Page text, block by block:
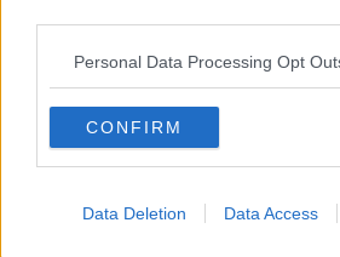
Personal Data Processing Opt
CONFIRM
Data Deletion Data Access
Castiglion Fiorentino
3
Cavriglia
5
Cortona
5
Foiano Della Chiana
2
Laterina Pergine Valdarno
Loro Ciuffenna
1
Monterchi